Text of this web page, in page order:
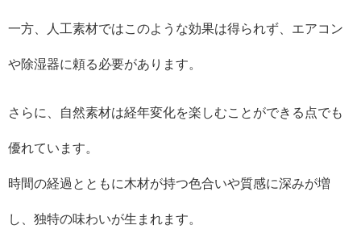
一方、人工素材ではこのような効果は得られず、エアコン
や除湿器に頼る必要があります。
さらに、自然素材は経年変化を楽しむことができる点でも
優れています。
時間の経過とともに木材が持つ色合いや質感に深みが増
し、独特の味わいが生まれます。